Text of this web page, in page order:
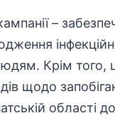
–
Крім того,
щодо
області